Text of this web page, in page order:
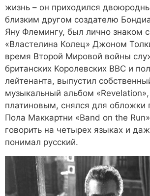
жизнь – он приходился
близким другом создателю
Яну Флемингу, был лично знаком
«Властелина Колец» Джоном
время Второй Мировой войны
британских Королевских ВВС и
лейтенанта, выпустил
музыкальный альбом
платиновым, снялся для обложки
Пола Маккартни «Band on the
говорить на четырех языках и
понимал русский.